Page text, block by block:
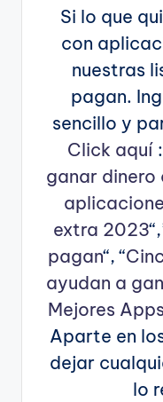
Si lo que
con
nuestras
pagan.
sencillo y
Click aquí:
ganar dinero
extra 2023
pagan“, “
ayudan a
Mejores
Aparte en
dejar
lo